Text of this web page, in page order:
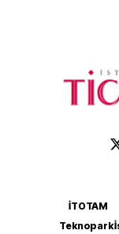
İTOTAM
Teknopark